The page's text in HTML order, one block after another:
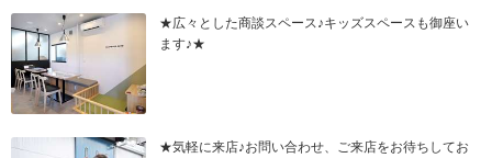
★広々とした商談スペース♪キッズスペースも御座い
ます♪★
★気軽に来店♪お問い合わせ、ご来店をお待ちしてお